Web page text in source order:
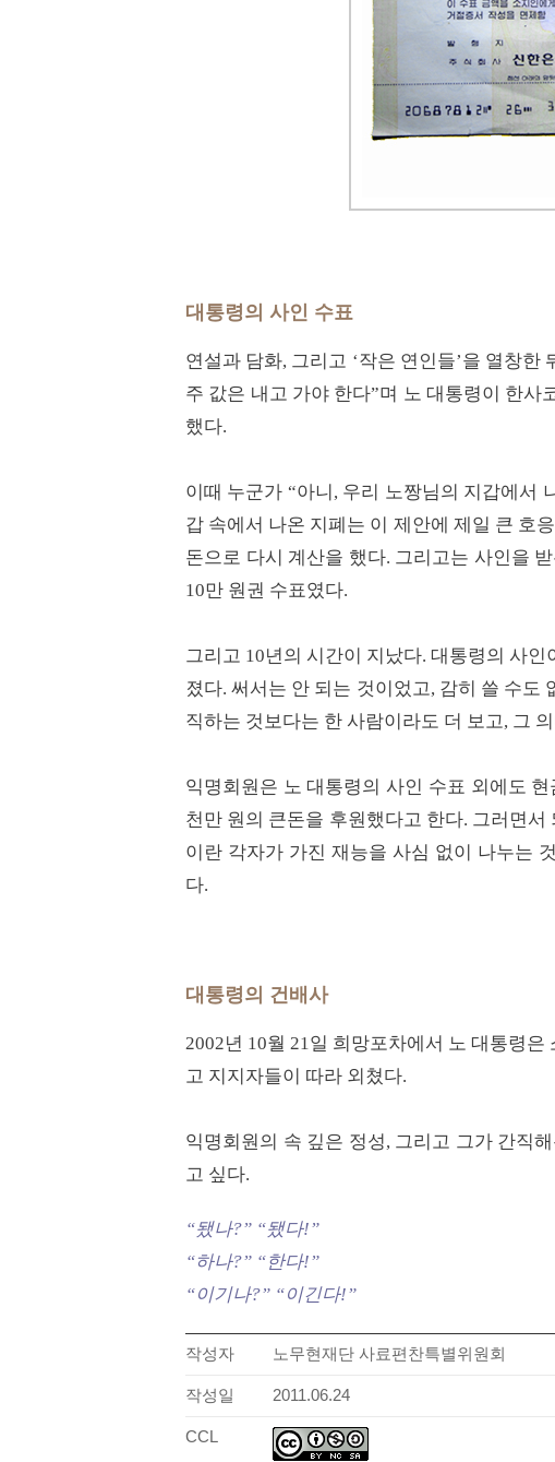
대통령의 사인 수표
연설과 담화, 그리고 ‘작은 연인들’을 열창
주 값은 내고 가야 한다”며 노 대통령이 한
했다.
이때 누군가 “아니, 우리 노짱님의 지갑에서
갑 속에서 나온 지폐는 이 제안에 제일 큰 호
돈으로 다시 계산을 했다. 그리고는 사인을
10만 원권 수표였다.
그리고 10년의 시간이 지났다. 대통령의 사
졌다. 써서는 안 되는 것이었고, 감히 쓸 수도
직하는 것보다는 한 사람이라도 더 보고, 그
익명회원은 노 대통령의 사인 수표 외에도
천만 원의 큰돈을 후원했다고 한다. 그러면
이란 각자가 가진 재능을 사심 없이 나누는
다.
대통령의 건배사
2002년 10월 21일 희망포차에서 노 대통령
고 지지자들이 따라 외쳤다.
익명회원의 속 깊은 정성, 그리고 그가 간직
고 싶다.
“됐나?” “됐다!”
“하나?” “한다!”
“이기나?” “이긴다!”
작성자 노무현재단 사료편찬특별위원회
작성일 2011.06.24
CCL